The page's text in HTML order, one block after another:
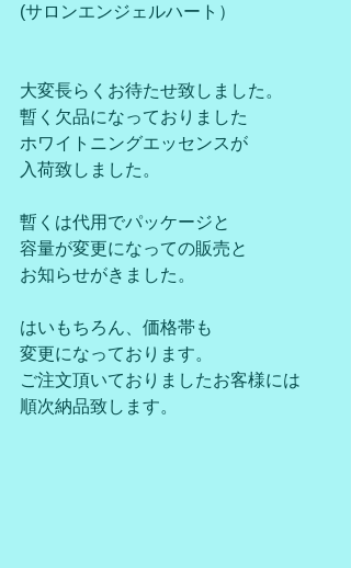
(サロンエンジェルハート）
大変長らくお待たせ致しました。
暫く欠品になっておりました
ホワイトニングエッセンスが
入荷致しました。
暫くは代用でパッケージと
容量が変更になっての販売と
お知らせがきました。
はいもちろん、価格帯も
変更になっております。
ご注文頂いておりましたお客様には
順次納品致します。